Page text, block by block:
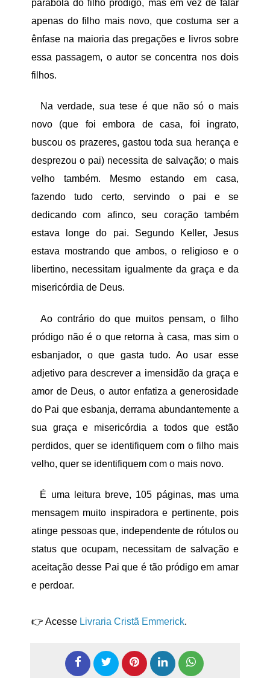
parábola do filho pródigo, mas em vez de falar
apenas do filho mais novo, que costuma ser a
ênfase na maioria das pregações e livros sobre
essa passagem, o autor se concentra nos dois
filhos.
Na verdade, sua tese é que não só o mais
novo (que foi embora de casa, foi ingrato,
buscou os prazeres, gastou toda sua herança e
desprezou o pai) necessita de salvação; o mais
velho também. Mesmo estando em casa,
fazendo tudo certo, servindo o pai e se
dedicando com afinco, seu coração também
estava longe do pai. Segundo Keller, Jesus
estava mostrando que ambos, o religioso e o
libertino, necessitam igualmente da graça e da
misericórdia de Deus.
Ao contrário do que muitos pensam, o filho
pródigo não é o que retorna à casa, mas sim o
esbanjador, o que gasta tudo. Ao usar esse
adjetivo para descrever a imensidão da graça e
amor de Deus, o autor enfatiza a generosidade
do Pai que esbanja, derrama abundantemente a
sua graça e misericórdia a todos que estão
perdidos, quer se identifiquem com o filho mais
velho, quer se identifiquem com o mais novo.
É uma leitura breve, 105 páginas, mas uma
mensagem muito inspiradora e pertinente, pois
atinge pessoas que, independente de rótulos ou
status que ocupam, necessitam de salvação e
aceitação desse Pai que é tão pródigo em amar
e perdoar.
👉 Acesse Livraria Cristã Emmerick.